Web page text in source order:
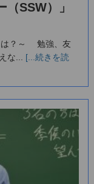
（SSW）」
は？～ 勉強、友
な... [...続きを読